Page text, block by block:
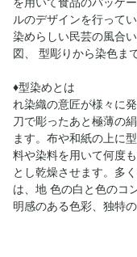
を用いて食品のパッケ
ルのデザインを行って
染めらしい民芸の風合
図、 型彫りから染色ま
♦︎型染めとは
れ染織の意匠が様々に
刀で彫ったあと極薄の
ます。布や和紙の上に
料や染料を用いて何度
とし乾燥させます。多
は、地 色の白と色のコ
明感のある色彩、独特